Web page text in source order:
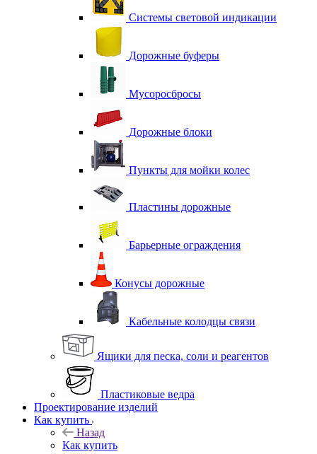
Системы световой индикации
Дорожные буферы
Мусоросбросы
Дорожные блоки
Пункты для мойки колес
Пластины дорожные
Барьерные ограждения
Конусы дорожные
Кабельные колодцы связи
Ящики для песка, соли и реагентов
Пластиковые ведра
Проектирование изделий
Как купить
Назад
Как купить